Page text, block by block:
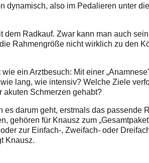
dynamisch, also im Pedalieren unter
Radkauf. Zwar kann man auch
Rahmengröße nicht wirklich zu den
ein Arztbesuch: Mit einer
lang, wie intensiv? Welche Ziele
akuten Schmerzen gehabt?
darum geht, erstmals das passende
gehören für Knausz zum
zur Einfach-, Zweifach- oder
Knausz.